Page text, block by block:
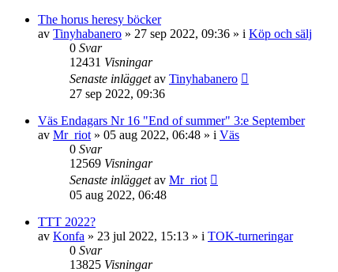
The horus heresy böcker
av Tinyhabanero » 27 sep 2022, 09:36 » i Köp och sälj
0 Svar
12431 Visningar
Senaste inläggetav Tinyhabanero
27 sep 2022, 09:36
Väs Endagars Nr 16 "End of summer" 3:e September
av Mr_riot » 05 aug 2022, 06:48 » i Väs
0 Svar
12569 Visningar
Senaste inläggetav Mr_riot
05 aug 2022, 06:48
TTT 2022?
av Konfa » 23 jul 2022, 15:13 » i TOK-turneringar
0 Svar
13825 Visningar